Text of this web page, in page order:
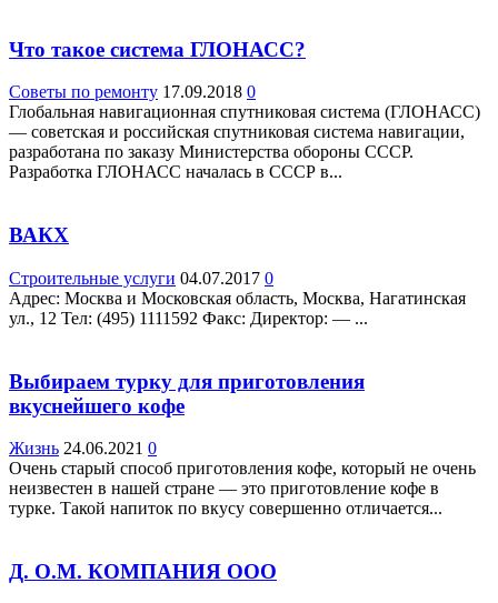
Что такое система ГЛОНАСС?
Советы по ремонту 17.09.2018 0
Глобальная навигационная спутниковая система (ГЛОНАСС)
— советская и российская спутниковая система навигации,
разработана по заказу Министерства обороны СССР.
Разработка ГЛОНАСС началась в СССР в...
ВАКХ
Строительные услуги 04.07.2017 0
Адрес: Москва и Московская область, Москва, Нагатинская
ул., 12 Teл: (495) 1111592 Факс: Директор: — ...
Выбираем турку для приготовления
вкуснейшего кофе
Жизнь 24.06.2021 0
Очень старый способ приготовления кофе, который не очень
неизвестен в нашей стране — это приготовление кофе в
турке. Такой напиток по вкусу совершенно отличается...
Д. О.М. КОМПАНИЯ ООО